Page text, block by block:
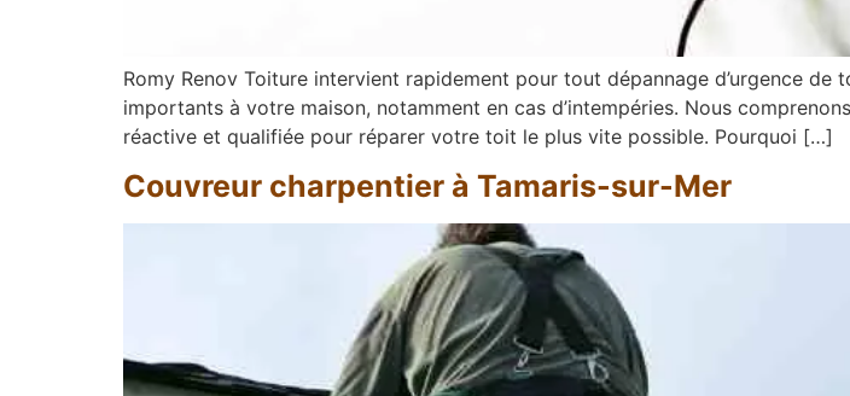
Romy Renov Toiture intervient rapidement pour tout dépannage d’urgence
importants à votre maison, notamment en cas d’intempéries. Nous
réactive et qualifiée pour réparer votre toit le plus vite possible. Pourquoi […]
Couvreur charpentier à Tamaris-sur-Mer